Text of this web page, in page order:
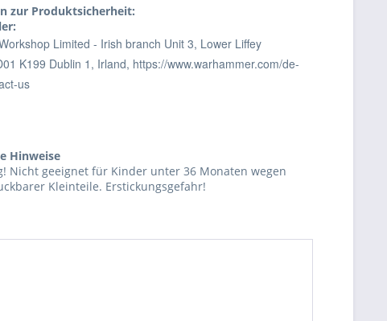
zur Produktsicherheit:
Limited - Irish branch Unit 3, Lower Liffey
K199 Dublin 1, Irland, https://www.warhammer.com/de-
us
Hinweise
Nicht geeignet für Kinder unter 36 Monaten wegen
Kleinteile. Erstickungsgefahr!